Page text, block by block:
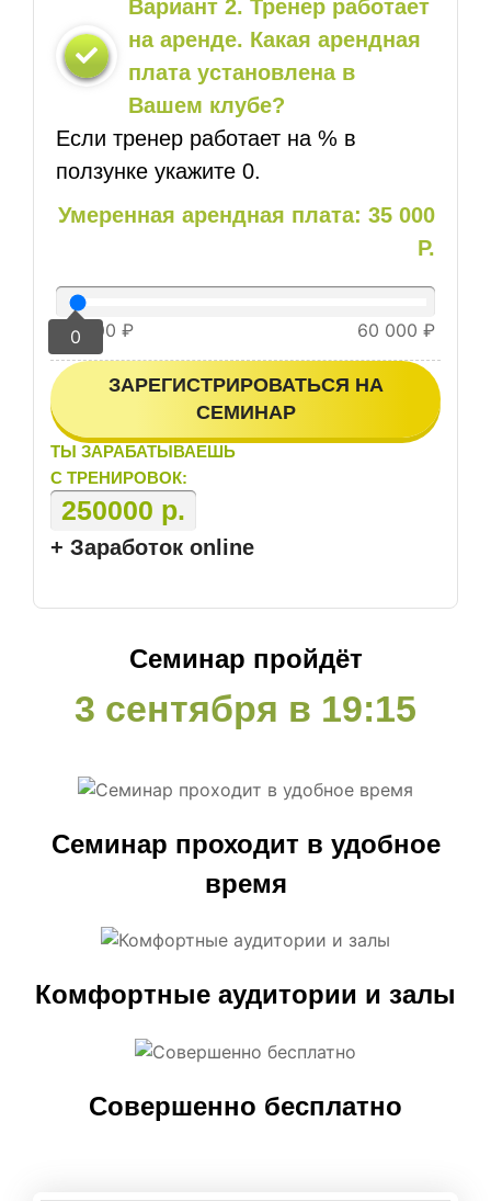
Вариант 2. Тренер работает
на аренде. Какая арендная
плата установлена в
Вашем клубе?
Если тренер работает на % в
ползунке укажите 0.
Умеренная арендная плата: 35 000
Р.
0
25 000 ₽ 60 000 ₽
ЗАРЕГИСТРИРОВАТЬСЯ НА
СЕМИНАР
ТЫ ЗАРАБАТЫВАЕШЬ
С ТРЕНИРОВОК:
250000 р.
+ Заработок online
Семинар пройдёт
3 сентября в 19:15
Семинар проходит в удобное
время
Комфортные аудитории и залы
Совершенно бесплатно